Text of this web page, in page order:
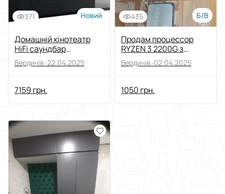
371 Новий
Домашній кінотеатр
HiFi саундбар
сабвуфер VOGELS 8365
Німеччина
Бердичів ·22.04.2025
7159 грн.
435 Б/В
Продам процессор
RYZEN 3 2200G з
кулером.
Бердичів ·02.04.2025
1050 грн.